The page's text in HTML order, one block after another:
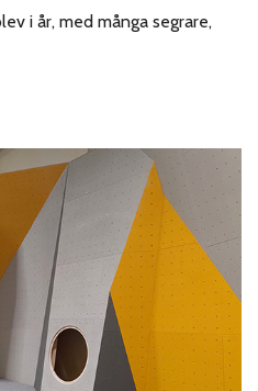
i år, med många segrare,